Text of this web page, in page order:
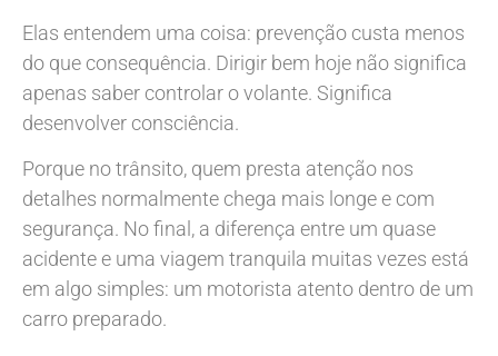
Elas entendem uma coisa: prevenção custa menos
do que consequência. Dirigir bem hoje não significa
apenas saber controlar o volante. Significa
desenvolver consciência.
Porque no trânsito, quem presta atenção nos
detalhes normalmente chega mais longe e com
segurança. No final, a diferença entre um quase
acidente e uma viagem tranquila muitas vezes está
em algo simples: um motorista atento dentro de um
carro preparado.